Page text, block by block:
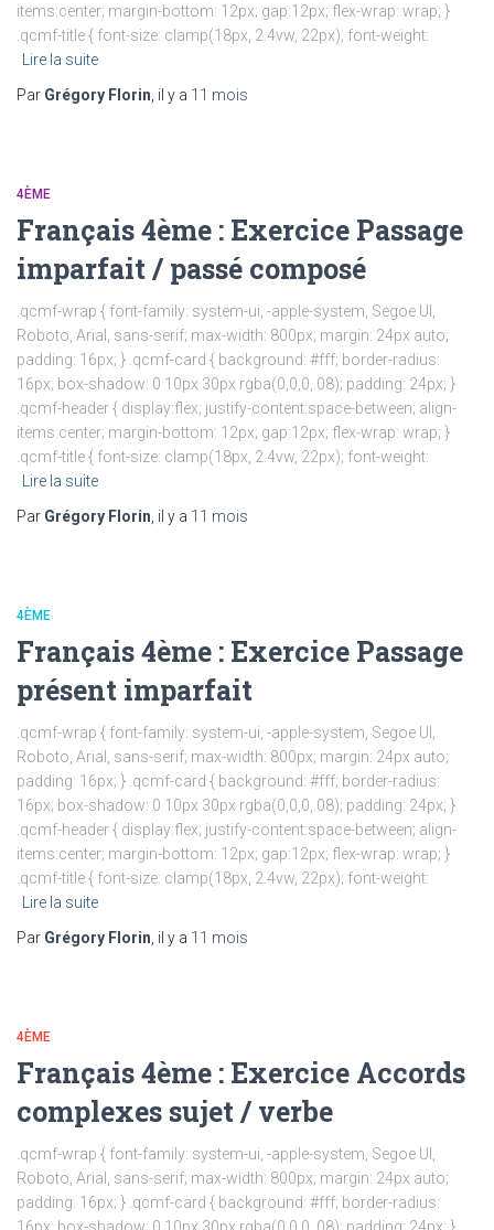
items:center; margin-bottom: 12px; gap:12px; flex-wrap: wrap; }
.qcmf-title { font-size: clamp(18px, 2.4vw, 22px); font-weight:
Lire la suite
Par Grégory Florin , il y a 11 mois
4ÈME
Français 4ème : Exercice Passage
imparfait / passé composé
.qcmf-wrap { font-family: system-ui, -apple-system, Segoe UI,
Roboto, Arial, sans-serif; max-width: 800px; margin: 24px auto;
padding: 16px; } .qcmf-card { background: #fff; border-radius:
16px; box-shadow: 0 10px 30px rgba(0,0,0,.08); padding: 24px; }
.qcmf-header { display:flex; justify-content:space-between; align-
items:center; margin-bottom: 12px; gap:12px; flex-wrap: wrap; }
.qcmf-title { font-size: clamp(18px, 2.4vw, 22px); font-weight:
Lire la suite
Par Grégory Florin , il y a 11 mois
4ÈME
Français 4ème : Exercice Passage
présent imparfait
.qcmf-wrap { font-family: system-ui, -apple-system, Segoe UI,
Roboto, Arial, sans-serif; max-width: 800px; margin: 24px auto;
padding: 16px; } .qcmf-card { background: #fff; border-radius:
16px; box-shadow: 0 10px 30px rgba(0,0,0,.08); padding: 24px; }
.qcmf-header { display:flex; justify-content:space-between; align-
items:center; margin-bottom: 12px; gap:12px; flex-wrap: wrap; }
.qcmf-title { font-size: clamp(18px, 2.4vw, 22px); font-weight:
Lire la suite
Par Grégory Florin , il y a 11 mois
4ÈME
Français 4ème : Exercice Accords
complexes sujet / verbe
.qcmf-wrap { font-family: system-ui, -apple-system, Segoe UI,
Roboto, Arial, sans-serif; max-width: 800px; margin: 24px auto;
padding: 16px; } .qcmf-card { background: #fff; border-radius:
16px; box-shadow: 0 10px 30px rgba(0,0,0,.08); padding: 24px; }